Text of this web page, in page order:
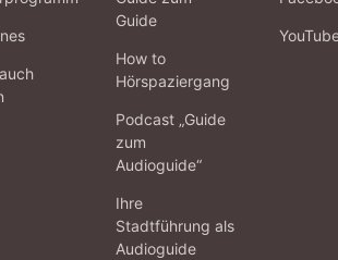
Guide
How to
Hörspaziergang
Podcast „Guide
zum
Audioguide“
Ihre
Stadtführung als
Audioguide